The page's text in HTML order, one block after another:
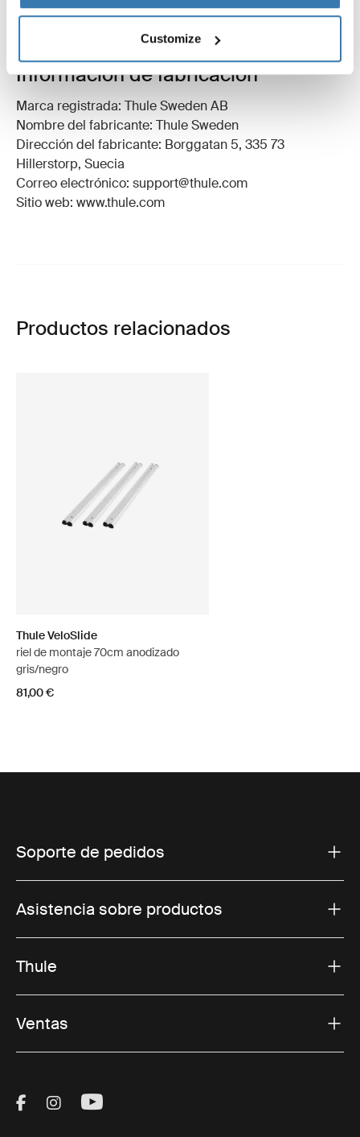
Customize
Toggle overview
Reseñas
Información de fabricación
Marca registrada: Thule Sweden AB
Nombre del fabricante: Thule Sweden
Dirección del fabricante: Borggatan 5, 335 73
Hillerstorp, Suecia
Correo electrónico: support@thule.com
Sitio web: www.thule.com
Productos relacionados
Thule VeloSlide
riel de montaje 70cm anodizado
gris/negro
81,00 €
Soporte de pedidos
Asistencia sobre productos
Thule
Ventas
Visit Thule on Facebook (external link)
Visit Thule on Instagram (external link)
Visit Thule on Youtube (external